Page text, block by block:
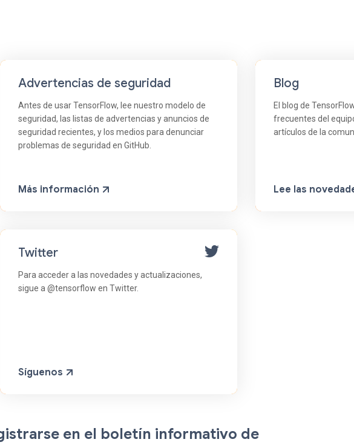
Advertencias de seguridad
Antes de usar TensorFlow, lee nuestro modelo de
seguridad, las listas de advertencias y anuncios de
seguridad recientes, y los medios para denunciar
problemas de seguridad en GitHub.
Más información
Blog
El blog de
frecuentes del
artículos de la
Lee las
Twitter
Para acceder a las novedades y actualizaciones,
sigue a @tensorflow en Twitter.
Síguenos
en el boletín informativo de